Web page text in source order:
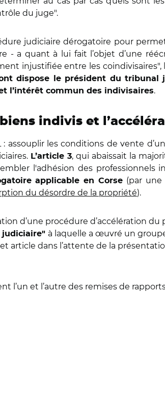
du juge".
judiciaire dérogatoire pour
- a quant à lui fait l’objet d’une
injustifiée entre les
dispose le président du
l’intérêt commun des indivisaires.
indivis et
assouplir les conditions de vente
L’article 3, qui abaissait la
l'adhésion des professionnels
applicable en Corse (par
du désordre de la propriété).
d’une procédure d’accélération
judiciaire" à laquelle a œuvré un
article dans l’attente de la
l’un et l’autre des remises de